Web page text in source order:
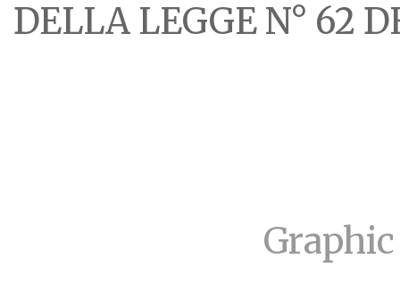
DELLA LEGGE N° 62